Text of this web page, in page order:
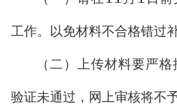
工作。以免材料不合格错过
（二）上传材料要严
验证未通过，网上审核将不予